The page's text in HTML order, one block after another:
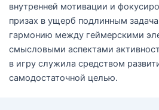
внутренней мотивации и
призах в ущерб подлинным
гармонию между геймерскими
смысловыми аспектами
в игру служила средством
самодостаточной целью.